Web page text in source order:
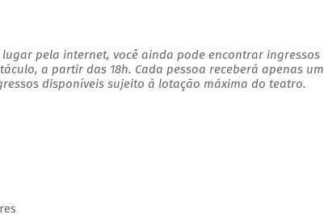
pela internet, você ainda pode encontrar ingressos
a partir das 18h. Cada pessoa receberá apenas um
disponíveis sujeito à lotação máxima do teatro.